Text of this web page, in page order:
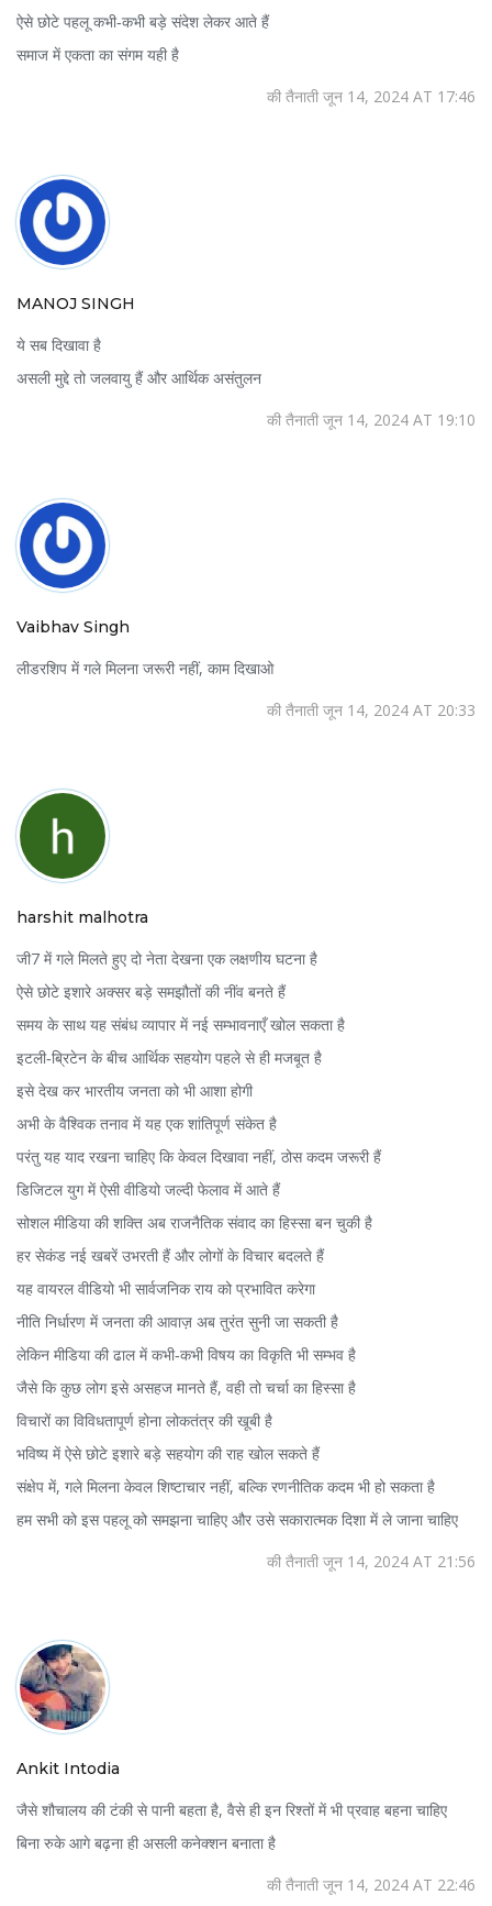
ऐसे छोटे पहलू कभी‑कभी बड़े संदेश लेकर आते हैं
समाज में एकता का संगम यही है
की तैनाती जून 14, 2024 AT 17:46
MANOJ SINGH
ये सब दिखावा है
असली मुद्दे तो जलवायु हैं और आर्थिक असंतुलन
की तैनाती जून 14, 2024 AT 19:10
Vaibhav Singh
लीडरशिप में गले मिलना जरूरी नहीं, काम दिखाओ
की तैनाती जून 14, 2024 AT 20:33
harshit malhotra
जी7 में गले मिलते हुए दो नेता देखना एक लक्षणीय घटना है
ऐसे छोटे इशारे अक्सर बड़े समझौतों की नींव बनते हैं
समय के साथ यह संबंध व्यापार में नई सम्भावनाएँ खोल सकता है
इटली‑ब्रिटेन के बीच आर्थिक सहयोग पहले से ही मजबूत है
इसे देख कर भारतीय जनता को भी आशा होगी
अभी के वैश्विक तनाव में यह एक शांतिपूर्ण संकेत है
परंतु यह याद रखना चाहिए कि केवल दिखावा नहीं, ठोस कदम जरूरी हैं
डिजिटल युग में ऐसी वीडियो जल्दी फेलाव में आते हैं
सोशल मीडिया की शक्ति अब राजनैतिक संवाद का हिस्सा बन चुकी है
हर सेकंड नई खबरें उभरती हैं और लोगों के विचार बदलते हैं
यह वायरल वीडियो भी सार्वजनिक राय को प्रभावित करेगा
नीति निर्धारण में जनता की आवाज़ अब तुरंत सुनी जा सकती है
लेकिन मीडिया की ढाल में कभी‑कभी विषय का विकृति भी सम्भव है
जैसे कि कुछ लोग इसे असहज मानते हैं, वही तो चर्चा का हिस्सा है
विचारों का विविधतापूर्ण होना लोकतंत्र की खूबी है
भविष्य में ऐसे छोटे इशारे बड़े सहयोग की राह खोल सकते हैं
संक्षेप में, गले मिलना केवल शिष्टाचार नहीं, बल्कि रणनीतिक कदम भी हो सकता है
हम सभी को इस पहलू को समझना चाहिए और उसे सकारात्मक दिशा में ले जाना चाहिए
की तैनाती जून 14, 2024 AT 21:56
Ankit Intodia
जैसे शौचालय की टंकी से पानी बहता है, वैसे ही इन रिश्तों में भी प्रवाह बहना चाहिए
बिना रुके आगे बढ़ना ही असली कनेक्शन बनाता है
की तैनाती जून 14, 2024 AT 22:46